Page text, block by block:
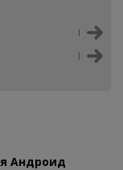
Андроид